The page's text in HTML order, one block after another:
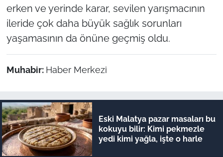
erken ve yerinde karar, sevilen yarışmacının
ileride çok daha büyük sağlık sorunları
yaşamasının da önüne geçmiş oldu.
Muhabir: Haber Merkezi
Eski Malatya pazar masaları bu
kokuyu bilir: Kimi pekmezle
yedi kimi yağla, işte o harle